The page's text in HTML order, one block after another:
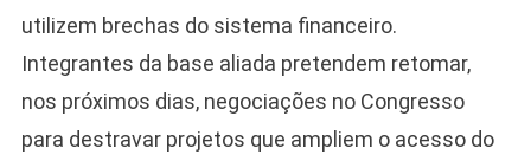
utilizem brechas do sistema financeiro.
Integrantes da base aliada pretendem retomar,
nos próximos dias, negociações no Congresso
para destravar projetos que ampliem o acesso do